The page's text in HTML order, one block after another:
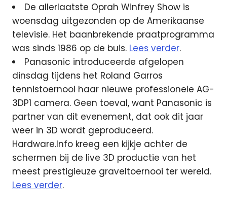
De allerlaatste Oprah Winfrey Show is
woensdag uitgezonden op de Amerikaanse
televisie. Het baanbrekende praatprogramma
was sinds 1986 op de buis. Lees verder.
Panasonic introduceerde afgelopen
dinsdag tijdens het Roland Garros
tennistoernooi haar nieuwe professionele AG-
3DP1 camera. Geen toeval, want Panasonic is
partner van dit evenement, dat ook dit jaar
weer in 3D wordt geproduceerd.
Hardware.Info kreeg een kijkje achter de
schermen bij de live 3D productie van het
meest prestigieuze graveltoernooi ter wereld.
Lees verder.